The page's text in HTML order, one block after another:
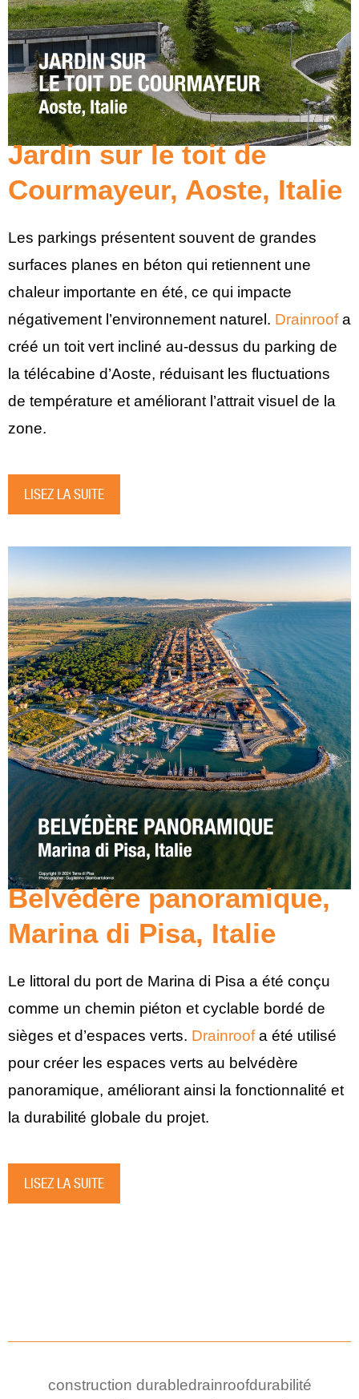
Jardin sur le toit de
Courmayeur, Aoste, Italie
Les parkings présentent souvent de grandes
surfaces planes en béton qui retiennent une
chaleur importante en été, ce qui impacte
négativement l’environnement naturel. Drainroofa
créé un toit vert incliné au-dessus du parking de
la télécabine d’Aoste, réduisant les fluctuations
de température et améliorant l’attrait visuel de la
zone.
LISEZ LA SUITE
Belvédère panoramique,
Marina di Pisa, Italie
Le littoral du port de Marina di Pisa a été conçu
comme un chemin piéton et cyclable bordé de
sièges et d’espaces verts. Drainroofa été utilisé
pour créer les espaces verts au belvédère
panoramique, améliorant ainsi la fonctionnalité et
la durabilité globale du projet.
LISEZ LA SUITE
construction durabledrainroofdurabilité